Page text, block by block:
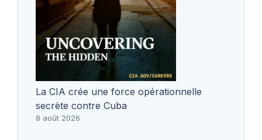
La CIA crée une force opérationnelle
secrète contre Cuba
8 août 2026